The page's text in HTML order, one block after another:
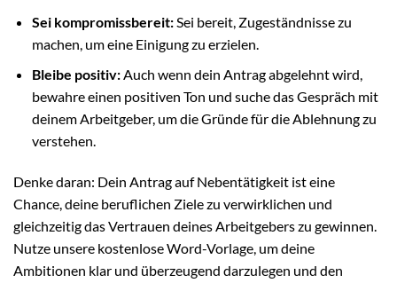
Sei kompromissbereit:Sei bereit, Zugeständnisse zu
machen, um eine Einigung zu erzielen.
Bleibe positiv:Auch wenn dein Antrag abgelehnt wird,
bewahre einen positiven Ton und suche das Gespräch mit
deinem Arbeitgeber, um die Gründe für die Ablehnung zu
verstehen.
Denke daran: Dein Antrag auf Nebentätigkeit ist eine
Chance, deine beruflichen Ziele zu verwirklichen und
gleichzeitig das Vertrauen deines Arbeitgebers zu gewinnen.
Nutze unsere kostenlose Word-Vorlage, um deine
Ambitionen klar und überzeugend darzulegen und den